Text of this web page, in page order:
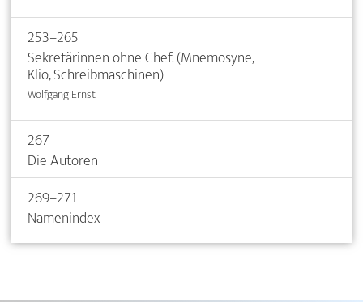
253–265
Sekretärinnen ohne Chef. (Mnemosyne,
Klio, Schreibmaschinen)
Wolfgang Ernst
267
Die Autoren
269–271
Namenindex